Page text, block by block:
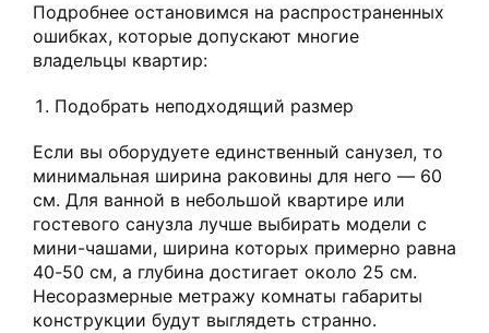
Подробнее остановимся на распространенных
ошибках, которые допускают многие
владельцы квартир:
Подобрать неподходящий размер
Если вы оборудуете единственный санузел, то
минимальная ширина раковины для него — 60
см. Для ванной в небольшой квартире или
гостевого санузла лучше выбирать модели с
мини-чашами, ширина которых примерно равна
40-50 см, а глубина достигает около 25 см.
Несоразмерные метражу комнаты габариты
конструкции будут выглядеть странно.